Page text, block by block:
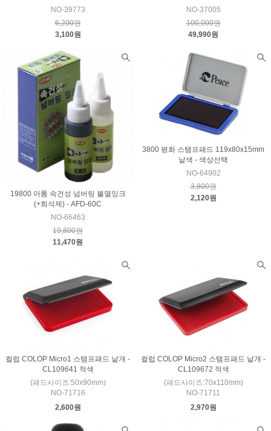
NO-39773
6,200원
3,100원
NO-37005
100,000원
49,990원
19800 아톰 속건성 넘버링 불멸잉크
(+희석제) - AFD-60C
NO-66463
19,800원
11,470원
3800 평화 스탬프패드 119x80x15mm
낱색 - 색상선택
NO-64902
3,800원
2,120원
컬럽 COLOP Micro1 스탬프패드 낱개 -
CL109641 적색
(패드사이즈:50x90mm)
NO-71716
2,600원
컬럽 COLOP Micro2 스탬프패드 낱개 -
CL109672 적색
(패드사이즈:70x110mm)
NO-71711
2,970원